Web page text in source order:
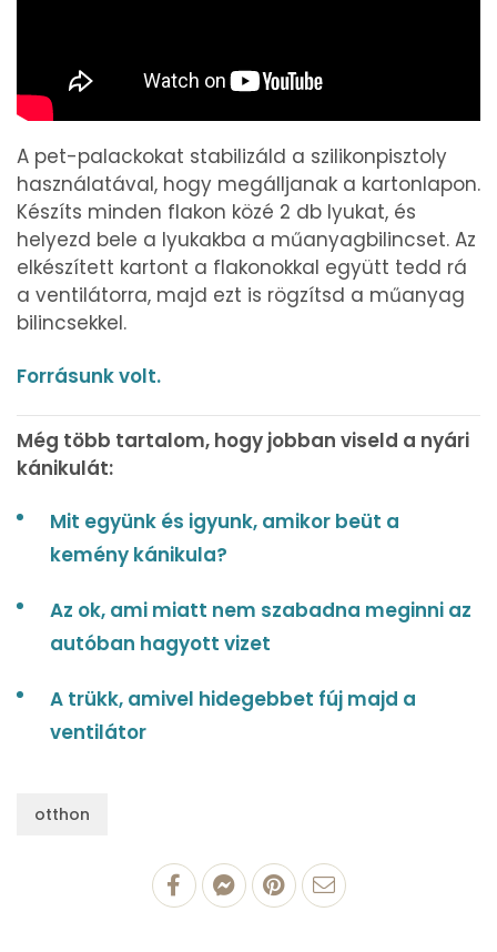
A pet-palackokat stabilizáld a szilikonpisztoly
használatával, hogy megálljanak a kartonlapon.
Készíts minden flakon közé 2 db lyukat, és
helyezd bele a lyukakba a műanyagbilincset. Az
elkészített kartont a flakonokkal együtt tedd rá
a ventilátorra, majd ezt is rögzítsd a műanyag
bilincsekkel.
Forrásunk volt.
Még több tartalom, hogy jobban viseld a nyári
kánikulát:
Mit együnk és igyunk, amikor beüt a
kemény kánikula?
Az ok, ami miatt nem szabadna meginni az
autóban hagyott vizet
A trükk, amivel hidegebbet fúj majd a
ventilátor
otthon